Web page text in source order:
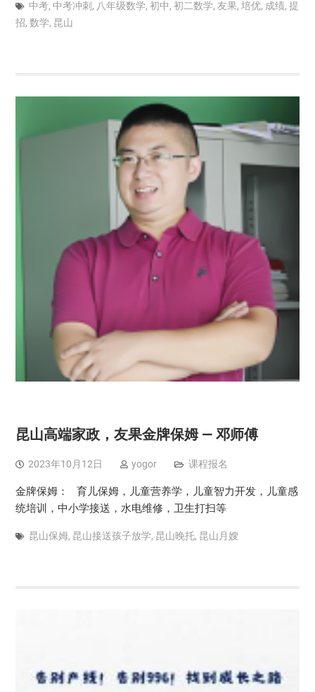
中考, 中考冲刺 , 八年级数学, 初中, 初二数学, 友果, 培优, 成绩, 提
招, 数学, 昆山
昆山高端家政，友果金牌保姆 — 邓师傅
2023年10月12日 yogor 课程报名
金牌保姆： 育儿保姆，儿童营养学，儿童智力开发，儿童感
统培训，中小学接送，水电维修，卫生打扫等
昆山保姆, 昆山接送孩子放学, 昆山晚托, 昆山月嫂